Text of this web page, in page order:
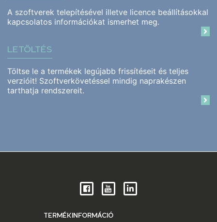
A szoftverek telepítésével illetve licence beállításokkal
kapcsolatos információkat ismerhet meg.
LETÖLTÉS
Töltse le a termékek legújabb frissítéseit és teljes
verzióit! Szoftverkövetéssel mindig naprakészen
tarthatja rendszereit.
TERMÉKINFORMÁCIÓ